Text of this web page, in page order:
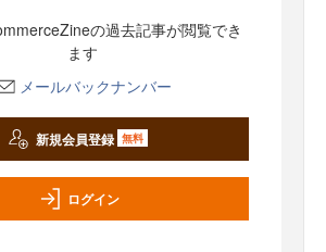
の過去記事が閲覧でき
ます
メールバックナンバー
新規会員登録 無料
ログイン